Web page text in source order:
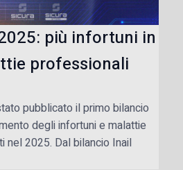
più infortuni in
professionali
pubblicato il primo bilancio
degli infortuni e malattie
2025. Dal bilancio Inail